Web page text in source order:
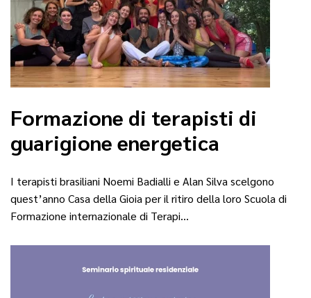
Formazione di terapisti di
guarigione energetica
I terapisti brasiliani Noemi Badialli e Alan Silva scelgono
quest’anno Casa della Gioia per il ritiro della loro Scuola di
Formazione internazionale di Terapi…